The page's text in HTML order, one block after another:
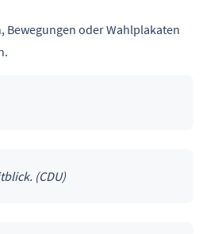
Bewegungen oder Wahlplakaten
(CDU)